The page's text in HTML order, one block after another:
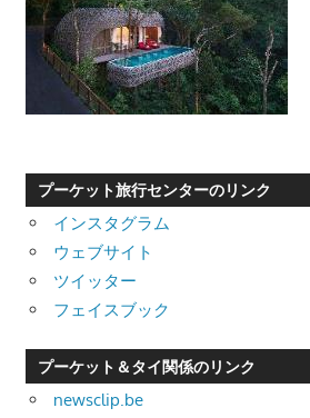
プーケット旅行センターのリンク
インスタグラム
ウェブサイト
ツイッター
フェイスブック
プーケット＆タイ関係のリンク
newsclip.be